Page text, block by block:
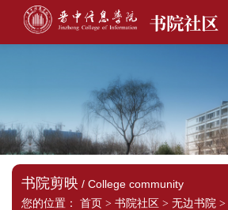
书院社区
书院剪映 / College community
您的位置：
首页 > 书院社区 > 无边书院 >